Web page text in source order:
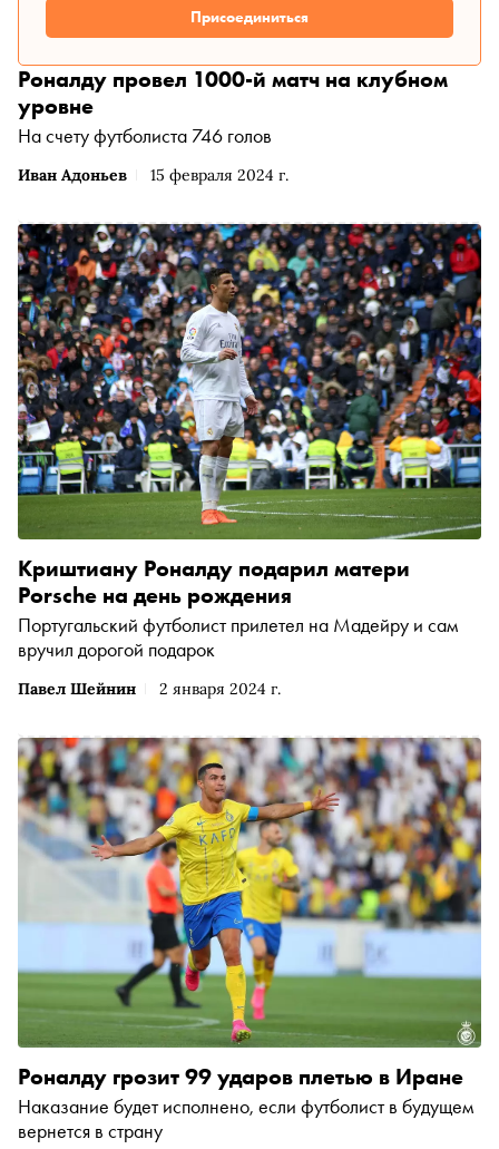
Присоединиться
Иван Адоньев 15 февраля 2024 г.
Роналду провел 1000-й матч на клубном
уровне
На счету футболиста 746 голов
Павел Шейнин 2 января 2024 г.
Криштиану Роналду подарил матери
Porsche на день рождения
Португальский футболист прилетел на Мадейру и сам
вручил дорогой подарок
Роналду грозит 99 ударов плетью в Иране
Наказание будет исполнено, если футболист в будущем
вернется в страну